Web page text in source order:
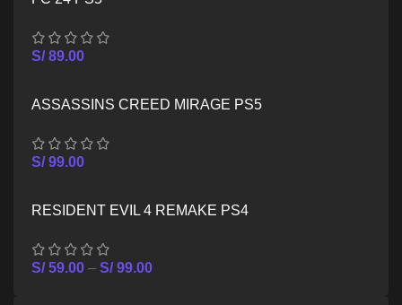
S/89.00
ASSASSINS CREED MIRAGE PS5
S/99.00
RESIDENT EVIL 4 REMAKE PS4
S/59.00 – S/99.00